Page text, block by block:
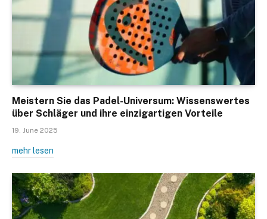
Meistern Sie das Padel-Universum: Wissenswertes
über Schläger und ihre einzigartigen Vorteile
19. June 2025
mehr lesen